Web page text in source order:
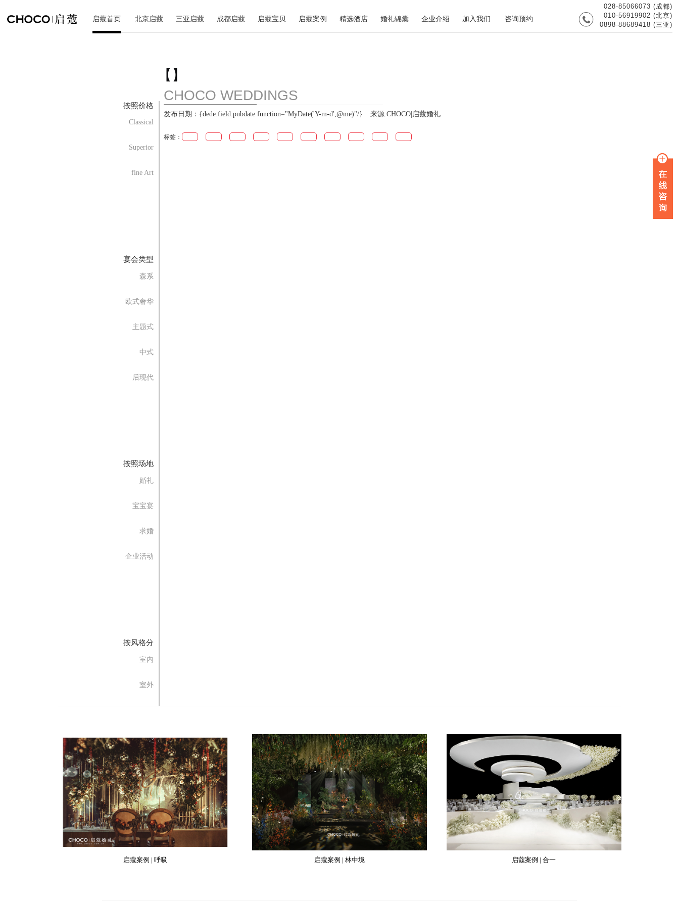
启蔻首页 北京启蔻 三亚启蔻 成都启蔻 启蔻宝贝 启蔻案例 精选酒店 婚礼锦囊 企业介绍 加入我们 咨询预约
028-85066073 (成都)
010-56919902 (北京)
0898-88689418 (三亚)
按照价格
Classical
Superior
fine Art
宴会类型
森系
欧式奢华
主题式
中式
后现代
按照场地
婚礼
宝宝宴
求婚
企业活动
按风格分
室内
室外
【】
CHOCO WEDDINGS
发布日期：{dede:field.pubdate function="MyDate('Y-m-d',@me)"/} 来源:CHOCO|启蔻婚礼
标签：
启蔻案例 | 呼吸 启蔻案例 | 林中境 启蔻案例 | 合一